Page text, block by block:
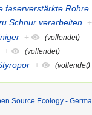
faserverstärkte Rohre
Schnur verarbeiten +
+ (vollendet)
+ (vollendet)
+ (vollendet)
Source Ecology -